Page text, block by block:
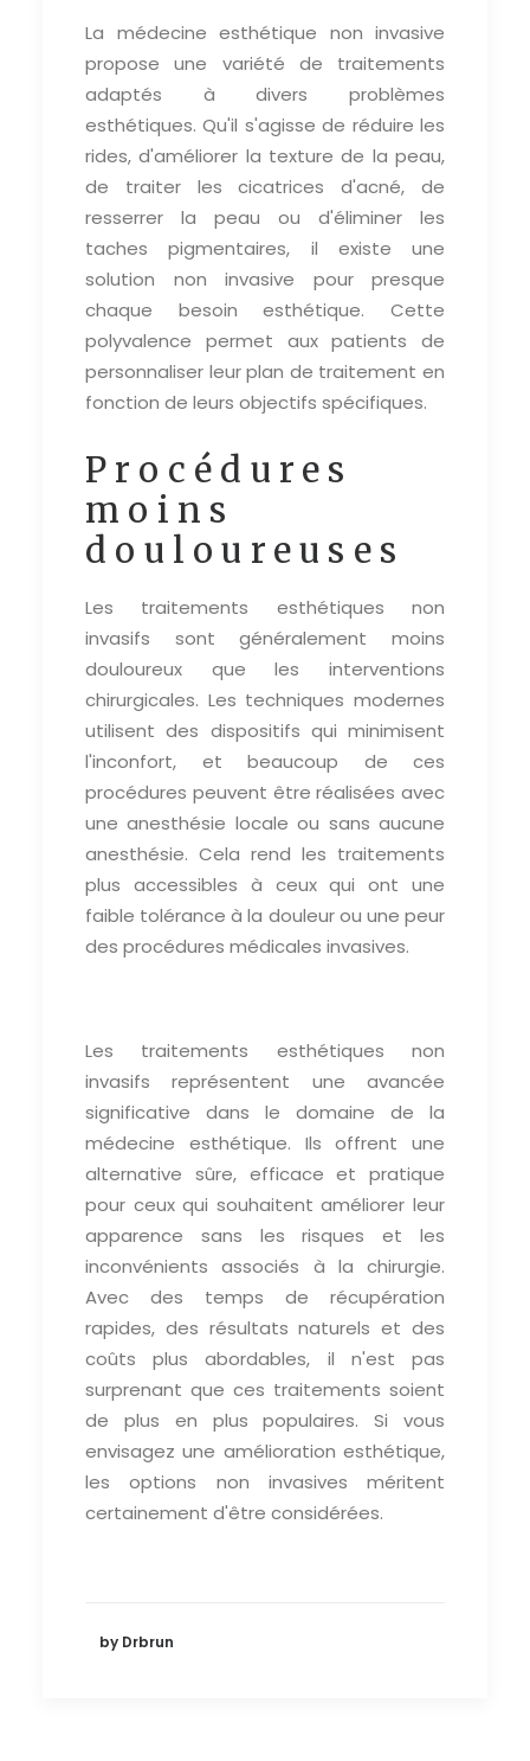
La médecine esthétique non invasive
propose une variété de traitements
adaptés à divers problèmes
esthétiques. Qu'il s'agisse de réduire les
rides, d'améliorer la texture de la peau,
de traiter les cicatrices d'acné, de
resserrer la peau ou d'éliminer les
taches pigmentaires, il existe une
solution non invasive pour presque
chaque besoin esthétique. Cette
polyvalence permet aux patients de
personnaliser leur plan de traitement en
fonction de leurs objectifs spécifiques.
Procédures
moins
douloureuses
Les traitements esthétiques non
invasifs sont généralement moins
douloureux que les interventions
chirurgicales. Les techniques modernes
utilisent des dispositifs qui minimisent
l'inconfort, et beaucoup de ces
procédures peuvent être réalisées avec
une anesthésie locale ou sans aucune
anesthésie. Cela rend les traitements
plus accessibles à ceux qui ont une
faible tolérance à la douleur ou une peur
des procédures médicales invasives.
Les traitements esthétiques non
invasifs représentent une avancée
significative dans le domaine de la
médecine esthétique. Ils offrent une
alternative sûre, efficace et pratique
pour ceux qui souhaitent améliorer leur
apparence sans les risques et les
inconvénients associés à la chirurgie.
Avec des temps de récupération
rapides, des résultats naturels et des
coûts plus abordables, il n'est pas
surprenant que ces traitements soient
de plus en plus populaires. Si vous
envisagez une amélioration esthétique,
les options non invasives méritent
certainement d'être considérées.
by Drbrun